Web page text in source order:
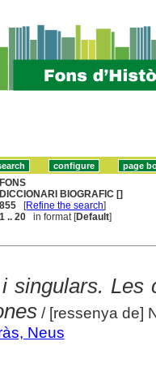
FONS
DICCIONARI BIOGRAFIC []
855 [Refine the search]
1 .. 20 in format [Default]
singulars. Les
/ [ressenya de]
Neus